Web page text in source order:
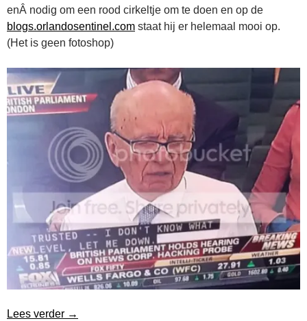
enÂ nodig om een rood cirkeltje om te doen en op de
blogs.orlandosentinel.com staat hij er helemaal mooi op.
(Het is geen fotoshop)
Lees verder Rupert Murdoch ontmaskerd: bewijsstuk 666
→